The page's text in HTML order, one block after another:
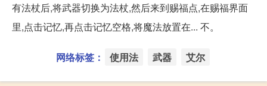
有法杖后,将武器切换为法杖,然后来到赐福点,在赐福界面
里,点击记忆,再点击记忆空格,将魔法放置在... 不。
网络标签： 使用法 武器 艾尔